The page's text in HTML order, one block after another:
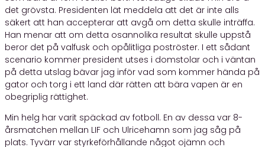
det grövsta. Presidenten lät meddela att det är inte alls
säkert att han accepterar att avgå om detta skulle inträffa.
Han menar att om detta osannolika resultat skulle uppstå
beror det på valfusk och opålitliga poströster. I ett sådant
scenario kommer president utses i domstolar och i väntan
på detta utslag bävar jag inför vad som kommer hända på
gator och torg i ett land där rätten att bära vapen är en
obegriplig rättighet.
Min helg har varit späckad av fotboll. En av dessa var 8-
årsmatchen mellan LIF och Ulricehamn som jag såg på
plats. Tyvärr var styrkeförhållande något ojämn och